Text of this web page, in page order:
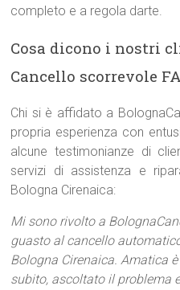
completo e a regola darte.
Cosa dicono i nostri
Cancello scorrevole
Chi si è affidato a
propria esperienza con
alcune testimonianze di
servizi di assistenza e
Bologna Cirenaica:
Mi sono rivolto a
guasto al cancello
Bologna Cirenaica. Amatica
subito, ascoltato il problema